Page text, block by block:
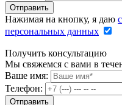
Нажимая на кнопку, я даю
персональных данных
Получить консультацию
Мы свяжемся с вами в
Ваше имя:
Телефон: